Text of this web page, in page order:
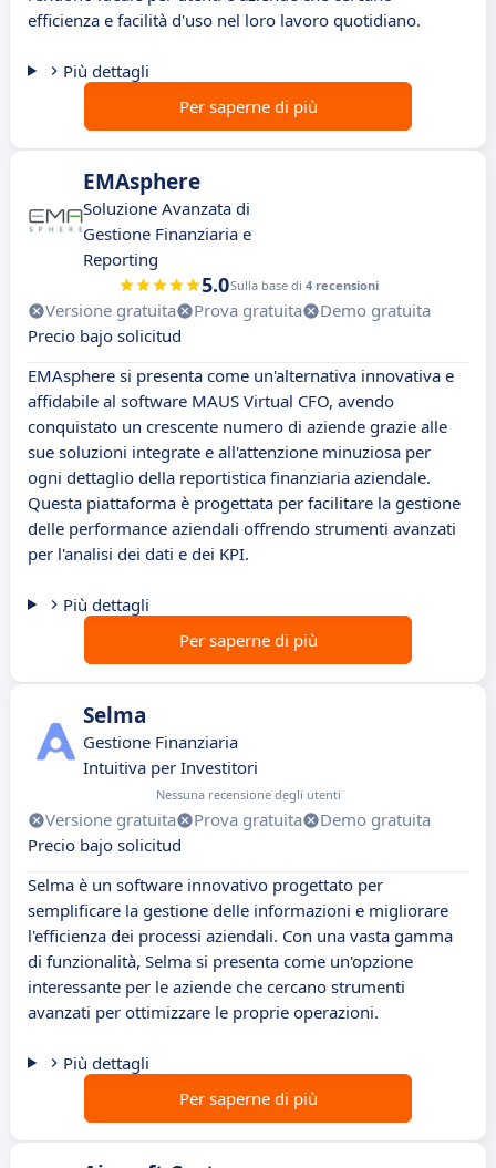
efficienza e facilità d'uso nel loro lavoro quotidiano.
Più dettagli
Per saperne di più
EMAsphere
Soluzione Avanzata di
Gestione Finanziaria e
Reporting
5.0Sulla base di 4 recensioni
Versione gratuita Prova gratuita
Demo gratuita
Precio bajo solicitud
EMAsphere si presenta come un'alternativa innovativa e
affidabile al software MAUS Virtual CFO, avendo
conquistato un crescente numero di aziende grazie alle
sue soluzioni integrate e all'attenzione minuziosa per
ogni dettaglio della reportistica finanziaria aziendale.
Questa piattaforma è progettata per facilitare la gestione
delle performance aziendali offrendo strumenti avanzati
per l'analisi dei dati e dei KPI.
Più dettagli
Per saperne di più
Selma
Gestione Finanziaria
Intuitiva per Investitori
Nessuna recensione degli utenti
Versione gratuita Prova gratuita
Demo gratuita
Precio bajo solicitud
Selma è un software innovativo progettato per
semplificare la gestione delle informazioni e migliorare
l'efficienza dei processi aziendali. Con una vasta gamma
di funzionalità, Selma si presenta come un'opzione
interessante per le aziende che cercano strumenti
avanzati per ottimizzare le proprie operazioni.
Più dettagli
Per saperne di più